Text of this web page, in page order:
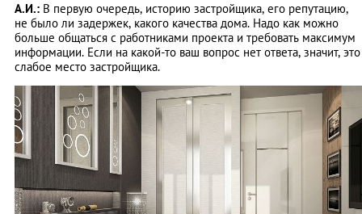
А.И.: В первую очередь, историю застройщика, его репутацию,
не было ли задержек, какого качества дома. Надо как можно
больше общаться с работниками проекта и требовать максимум
информации. Если на какой-то ваш вопрос нет ответа, значит, это
слабое место застройщика.